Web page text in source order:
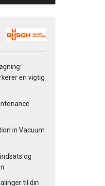
en vigtig
in Vacuum
og
til din